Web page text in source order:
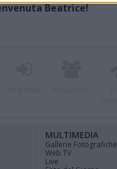
Beatrice!
MULTIMEDIA
Gallerie Fotografiche
Web TV
Live